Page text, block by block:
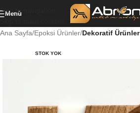
Skip to navigation
Menü
Ana Sayfa Epoksi Ürünler Dekoratif Ürünler
STOK YOK